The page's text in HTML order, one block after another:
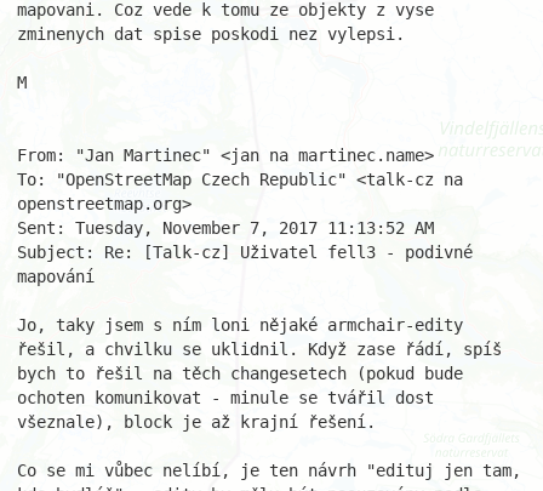
mapovani. Coz vede k tomu ze objekty z vyse
zminenych dat spise poskodi nez vylepsi.
M
From: "Jan Martinec" <jan na martinec.name>
To: "OpenStreetMap Czech Republic" <talk-cz na
openstreetmap.org>
Sent: Tuesday, November 7, 2017 11:13:52 AM
Subject: Re: [Talk-cz] Uživatel fell3 - podivné
mapování
Jo, taky jsem s ním loni nějaké armchair-edity
řešil, a chvilku se uklidnil. Když zase řádí, spíš
bych to řešil na těch changesetech (pokud bude
ochoten komunikovat - minule se tvářil dost
všeznale), block je až krajní řešení.
Co se mi vůbec nelíbí, je ten návrh "edituj jen tam,